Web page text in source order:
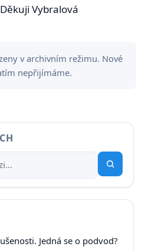
Vybralová
v archivním režimu. Nové
nepřijímáme.
Jedná se o podvod?